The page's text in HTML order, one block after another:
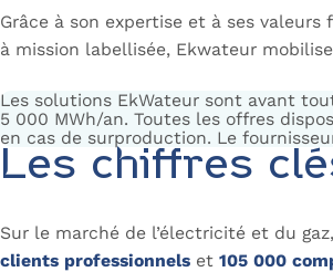
Grâce à son expertise et à ses
à mission labellisée, Ekwateur
Les solutions EkWateur sont avant
5 000 MWh/an. Toutes les offres
en cas de surproduction. Le
Les chiffres
Sur le marché de l’électricité et du
clients professionnels et 105 000